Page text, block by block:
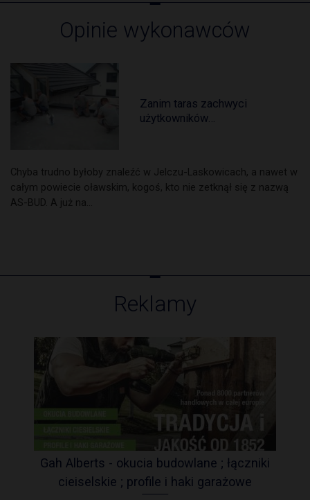
Opinie wykonawców
Zanim taras zachwyci
użytkowników…
Chyba trudno byłoby znaleźć w Jelczu-Laskowicach, a nawet w
całym powiecie oławskim, kogoś, kto nie zetknął się z nazwą
AS-BUD. A już na…
Reklamy
Gah Alberts - okucia budowlane ; łączniki
cieiselskie ; profile i haki garażowe